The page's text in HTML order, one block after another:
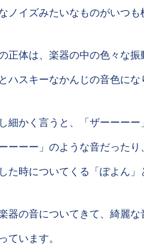
ノイズみたいなものがいつも
正体は、楽器の中の色々な振
ハスキーなかんじの音色にな
細かく言うと、「ザーーー
ーーー」のような音だったり、
た時についてくる「ぽよん」
器の音についてきて、綺麗
ています。